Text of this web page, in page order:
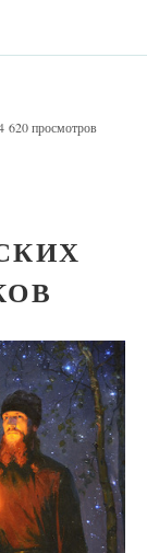
620 просмотров